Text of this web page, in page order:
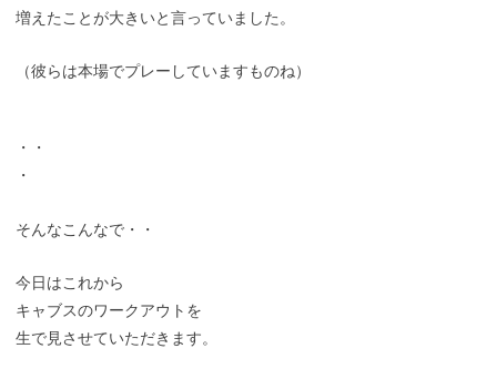
増えたことが大きいと言っていました。
（彼らは本場でプレーしていますものね）
・・
・
そんなこんなで・・
今日はこれから
キャブスのワークアウトを
生で見させていただきます。